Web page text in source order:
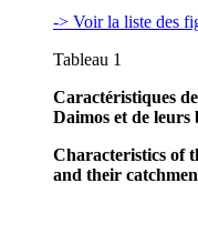
-> Voir la liste des
Tableau 1
Caractéristiques
Daimos et de leurs
Characteristics of
and their